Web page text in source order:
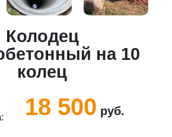
Колодец
на 10
колец
18 500 руб.